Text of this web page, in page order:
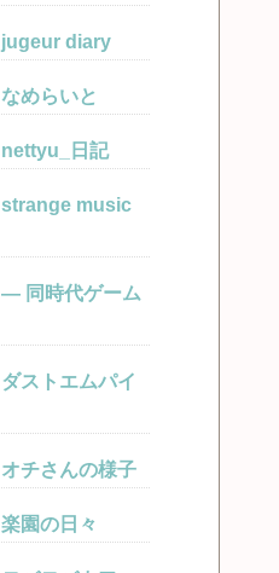
jugeur diary
なめらいと
nettyu_日記
strange music
― 同時代ゲーム
ダストエムパイ
オチさんの様子
楽園の日々